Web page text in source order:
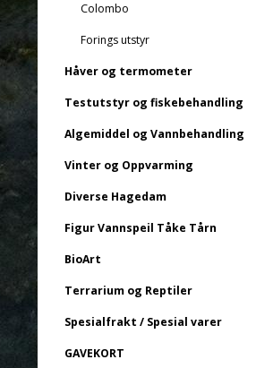
Colombo
Forings utstyr
Håver og termometer
Testutstyr og fiskebehandling
Algemiddel og Vannbehandling
Vinter og Oppvarming
Diverse Hagedam
Figur Vannspeil Tåke Tårn
BioArt
Terrarium og Reptiler
Spesialfrakt / Spesial varer
GAVEKORT